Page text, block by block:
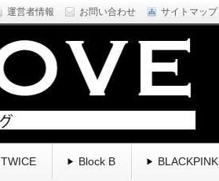
運営者情報 お問い合わせ サイトマップ
TWICE Block B BLACKPINK